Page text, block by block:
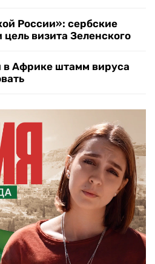
России»: сербские
визита Зеленского
Африке штамм вируса